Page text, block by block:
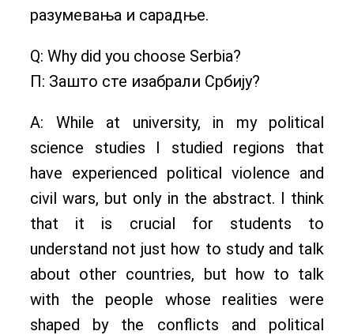
разумевања и сарадње.
Q: Why did you choose Serbia?
П: Зашто сте изабрали Србију?
A: While at university, in my political
science studies I studied regions that
have experienced political violence and
civil wars, but only in the abstract. I think
that it is crucial for students to
understand not just how to study and talk
about other countries, but how to talk
with the people whose realities were
shaped by the conflicts and political